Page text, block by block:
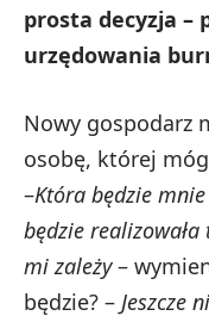
prosta decyzja –
urzędowania
Nowy gospodarz
osobę, której
–Która będzie
będzie
mi zależy–
będzie? – Jeszcze